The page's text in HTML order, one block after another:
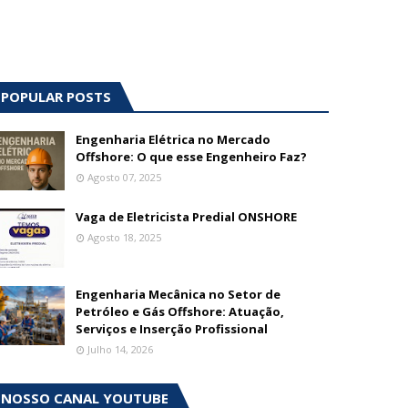
POPULAR POSTS
Engenharia Elétrica no Mercado
Offshore: O que esse Engenheiro Faz?
Agosto 07, 2025
Vaga de Eletricista Predial ONSHORE
Agosto 18, 2025
Engenharia Mecânica no Setor de
Petróleo e Gás Offshore: Atuação,
Serviços e Inserção Profissional
Julho 14, 2026
NOSSO CANAL YOUTUBE